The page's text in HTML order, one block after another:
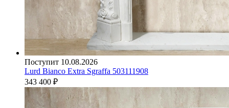
Поступит 10.08.2026
Lurd Bianco Extra Sgraffa 503111908
343 400 ₽